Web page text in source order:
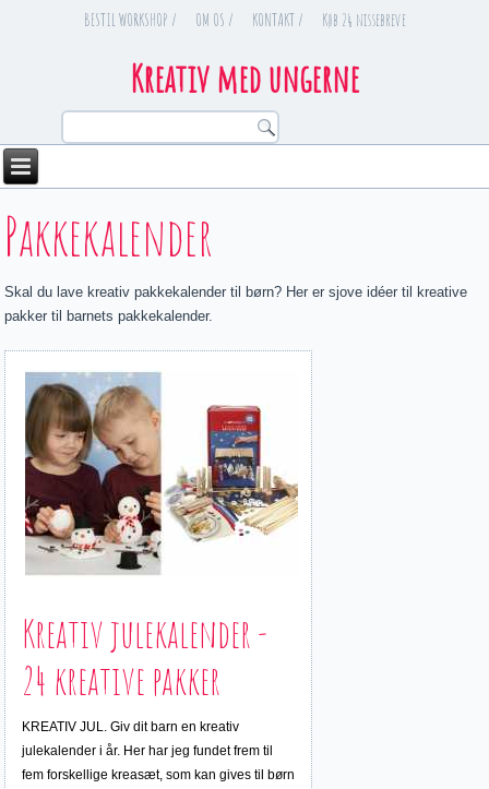
BESTIL WORKSHOP / OM OS / KONTAKT / Køb 24 nissebreve
Kreativ med ungerne
You are here
Pakkekalender
Skal du lave kreativ pakkekalender til børn? Her er sjove idéer til kreative
pakker til barnets pakkekalender.
Kreativ julekalender -
24 kreative pakker
KREATIV JUL. Giv dit barn en kreativ
julekalender i år. Her har jeg fundet frem til
fem forskellige kreasæt, som kan gives til børn